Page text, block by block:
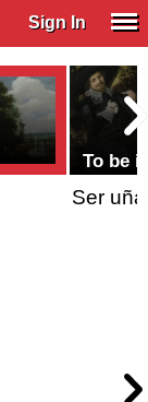
Sign In
To be
Ser